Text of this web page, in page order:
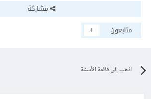
مشاركة
متابعون
1
اذهب إلى قائمة الأسئلة